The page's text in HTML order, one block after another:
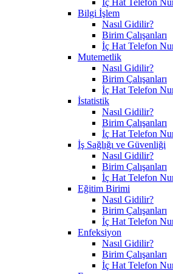
Bilgi İşlem
Nasıl Gidilir?
Birim Çalışanları
İç Hat Telefon
Mutemetlik
Nasıl Gidilir?
Birim Çalışanları
İç Hat Telefon
İstatistik
Nasıl Gidilir?
Birim Çalışanları
İç Hat Telefon
İş Sağlığı ve Güvenliği
Nasıl Gidilir?
Birim Çalışanları
İç Hat Telefon
Eğitim Birimi
Nasıl Gidilir?
Birim Çalışanları
İç Hat Telefon
Enfeksiyon
Nasıl Gidilir?
Birim Çalışanları
İç Hat Telefon